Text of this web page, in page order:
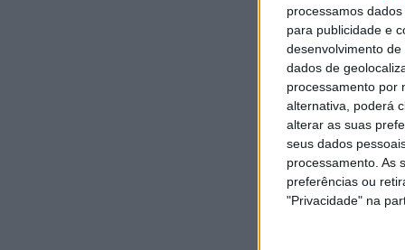
processamos
para publicidade e
desenvolvimento de
dados de
processamento por
alternativa, poderá
alterar as suas
seus dados
processamento. As
preferências ou
"Privacidade" na